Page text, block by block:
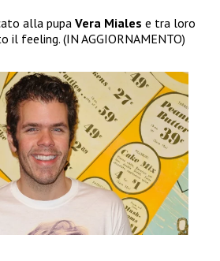
alla pupa Vera Miales e tra loro
il feeling. (IN AGGIORNAMENTO)